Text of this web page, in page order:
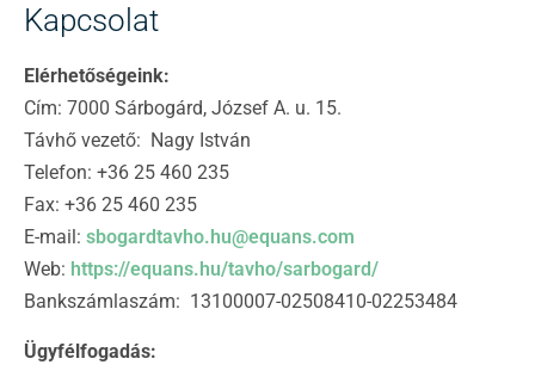
Kapcsolat
Elérhetőségeink:
Cím: 7000 Sárbogárd, József A. u. 15.
Távhő vezető: Nagy István
Telefon: +36 25 460 235
Fax: +36 25 460 235
E-mail: sbogardtavho.hu@equans.com
Web: https://equans.hu/tavho/sarbogard/
Bankszámlaszám: 13100007-02508410-02253484
Ügyfélfogadás: